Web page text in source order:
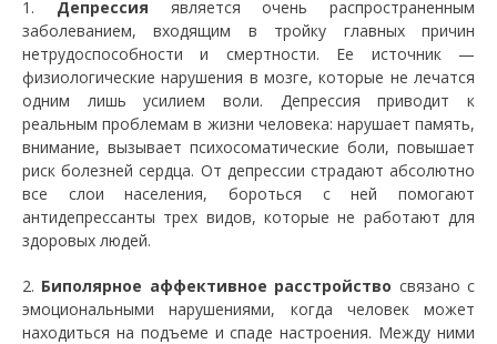
1. Депрессия является очень распространенным
заболеванием, входящим в тройку главных причин
нетрудоспособности и смертности. Ее источник —
физиологические нарушения в мозге, которые не лечатся
одним лишь усилием воли. Депрессия приводит к
реальным проблемам в жизни человека: нарушает память,
внимание, вызывает психосоматические боли, повышает
риск болезней сердца. От депрессии страдают абсолютно
все слои населения, бороться с ней помогают
антидепрессанты трех видов, которые не работают для
здоровых людей.
2. Биполярное аффективное расстройство связано с
эмоциональными нарушениями, когда человек может
находиться на подъеме и спаде настроения. Между ними